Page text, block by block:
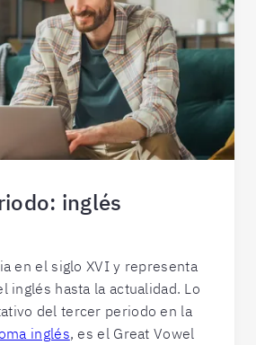
inglés
en el siglo XVI y representa
inglés hasta la actualidad. Lo
del tercer periodo en la
inglés, es el Great Vowel